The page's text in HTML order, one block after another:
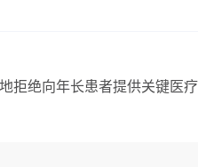
绝向年长患者提供关键医疗